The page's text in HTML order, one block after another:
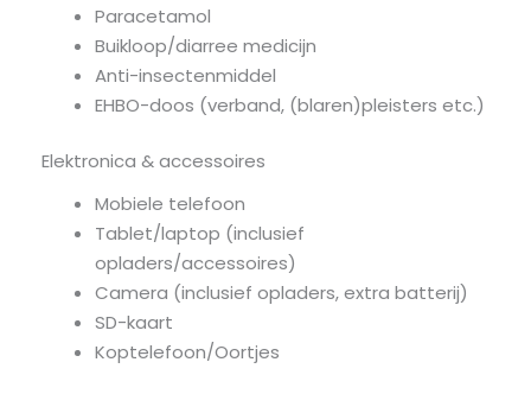
Paracetamol
Buikloop/diarree medicijn
Anti-insectenmiddel
EHBO-doos (verband, (blaren)pleisters etc.)
Elektronica & accessoires
Mobiele telefoon
Tablet/laptop (inclusief
opladers/accessoires)
Camera (inclusief opladers, extra batterij)
SD-kaart
Koptelefoon/Oortjes